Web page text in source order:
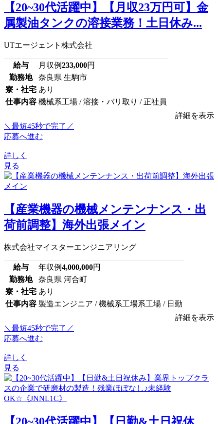
【20~30代活躍中】【月収23万円可】金
属製油タンクの溶接業務！土日休み...
UTエージェント株式会社
給与 月収例233,000円
勤務地
奈良県 生駒市
寮・社宅 あり
仕事内容 機械系工場 / 溶接・バリ取り / 正社員
詳細を表示
＼最短45秒で完了／
応募へ進む
詳しく
見る
【産業機器の機械メンテンナンス・出
荷前調整】海外出張メイン
株式会社マイスターエンジニアリング
給与 年収例4,000,000円
勤務地
奈良県 河合町
寮・社宅 あり
仕事内容 製造エンジニア / 機械系工場系工場 / 日勤
詳細を表示
＼最短45秒で完了／
応募へ進む
詳しく
見る